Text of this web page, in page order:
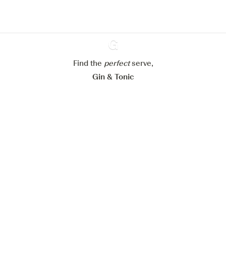
Ginventory
Find the perfectserve,
Gin & Tonic
Alles weigeren